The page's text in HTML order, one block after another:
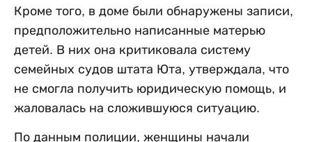
Кроме того, в доме были обнаружены записи,
предположительно написанные матерью
детей. В них она критиковала систему
семейных судов штата Юта, утверждала, что
не смогла получить юридическую помощь, и
жаловалась на сложившуюся ситуацию.
По данным полиции, женщины начали